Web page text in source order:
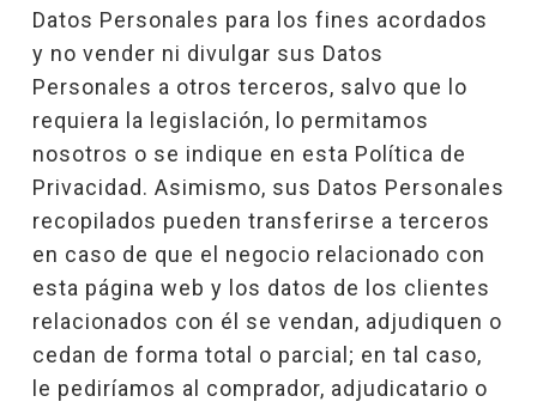
Datos Personales para los fines acordados
y no vender ni divulgar sus Datos
Personales a otros terceros, salvo que lo
requiera la legislación, lo permitamos
nosotros o se indique en esta Política de
Privacidad. Asimismo, sus Datos Personales
recopilados pueden transferirse a terceros
en caso de que el negocio relacionado con
esta página web y los datos de los clientes
relacionados con él se vendan, adjudiquen o
cedan de forma total o parcial; en tal caso,
le pediríamos al comprador, adjudicatario o